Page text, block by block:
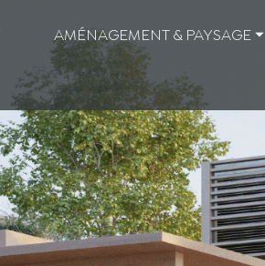
AMÉNAGEMENT & PAYSAGE ⏷